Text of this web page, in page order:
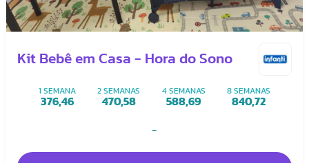
Kit Bebê em Casa - Hora do Sono
1 SEMANA
376,46
2 SEMANAS
470,58
4 SEMANAS
588,69
8 SEMANAS
840,72
-